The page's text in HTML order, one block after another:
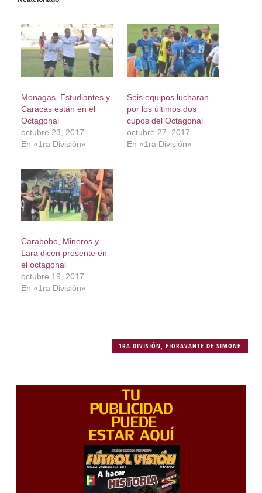
Monagas, Estudiantes y
Caracas están en el
Octagonal
octubre 23, 2017
En «1ra División»
Seis equipos lucharan
por los últimos dos
cupos del Octagonal
octubre 27, 2017
En «1ra División»
Carabobo, Mineros y
Lara dicen presente en
el octagonal
octubre 19, 2017
En «1ra División»
1RA DIVISIÓN ,FIORAVANTE DE SIMONE